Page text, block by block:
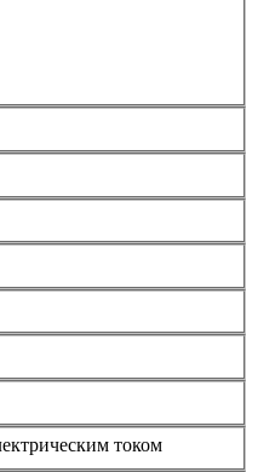
током